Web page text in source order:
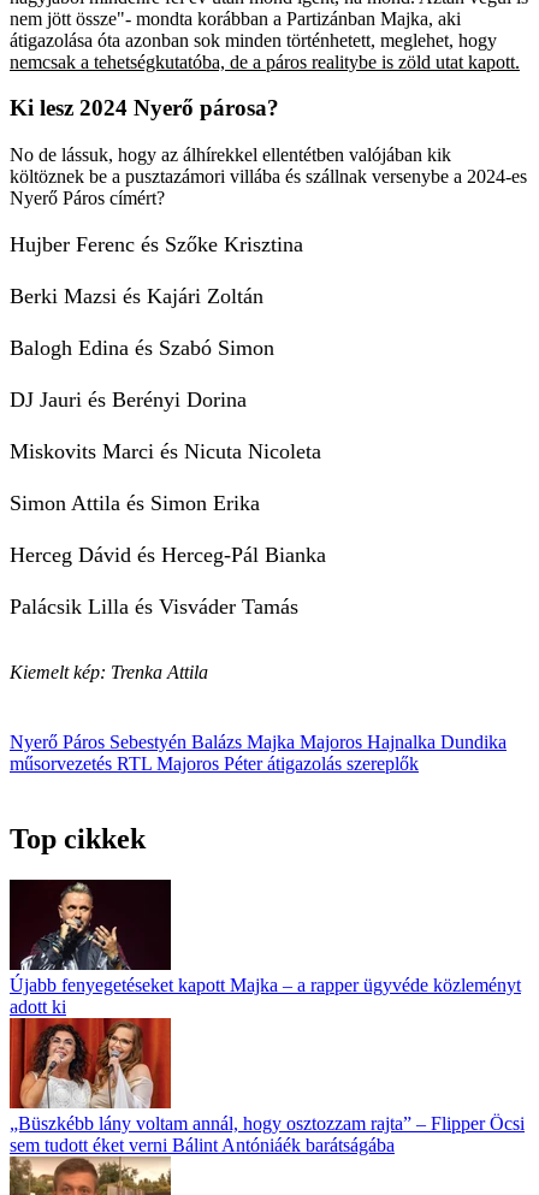
nem jött össze"- mondta korábban a Partizánban Majka, aki
átigazolása óta azonban sok minden történhetett, meglehet, hogy
nemcsak a tehetségkutatóba, de a páros realitybe is zöld utat kapott.
Ki lesz 2024 Nyerő párosa?
No de lássuk, hogy az álhírekkel ellentétben valójában kik
költöznek be a pusztazámori villába és szállnak versenybe a 2024-es
Nyerő Páros címért?
Hujber Ferenc és Szőke Krisztina
Berki Mazsi és Kajári Zoltán
Balogh Edina és Szabó Simon
DJ Jauri és Berényi Dorina
Miskovits Marci és Nicuta Nicoleta
Simon Attila és Simon Erika
Herceg Dávid és Herceg-Pál Bianka
Palácsik Lilla és Visváder Tamás
Kiemelt kép: Trenka Attila
Nyerő Páros Sebestyén Balázs Majka Majoros Hajnalka Dundika
műsorvezetés RTL Majoros Péterátigazolás szereplők
Top cikkek
Újabb fenyegetéseket kapott Majka – a rapper ügyvéde közleményt
adott ki
„Büszkébb lány voltam annál, hogy osztozzam rajta” – Flipper Öcsi
sem tudott éket verni Bálint Antóniáék barátságába